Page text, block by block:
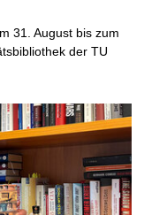
31. August bis zum
der TU